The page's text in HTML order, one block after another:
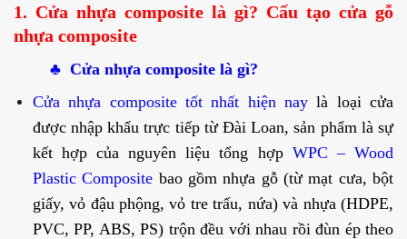
1. Cửa nhựa composite là gì? Cấu tạo cửa gỗ
nhựa composite
♣ Cửa nhựa composite là gì?
Cửa nhựa composite tốt nhất hiện naylà loại cửa
được nhập khẩu trực tiếp từ Đài Loan, sản phẩm là sự
kết hợp của nguyên liệu tổng hợp WPC – Wood
Plastic Composite bao gồm nhựa gỗ (từ mạt cưa, bột
giấy, vỏ đậu phộng, vỏ tre trấu, nứa) và nhựa (HDPE,
PVC, PP, ABS, PS) trộn đều với nhau rồi đùn ép theo